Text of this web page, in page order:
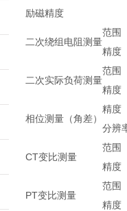
励磁精度
二次绕组电阻测量
范围
精度
二次实际负荷测量
范围
精度
相位测量（角差）
精度
分辨
CT变比测量
范围
精度
PT变比测量
范围
精度